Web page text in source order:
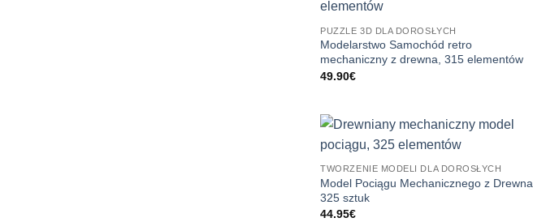
PUZZLE 3D DLA DOROSŁYCH
Modelarstwo Samochód retro
mechaniczny z drewna, 315 elementów
49.90€
TWORZENIE MODELI DLA DOROSŁYCH
Model Pociągu Mechanicznego z Drewna,
325 sztuk
44.95€